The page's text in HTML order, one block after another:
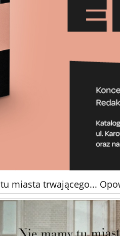
miasta trwającego...